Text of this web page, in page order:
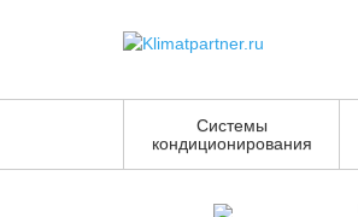
Системы
кондиционирования